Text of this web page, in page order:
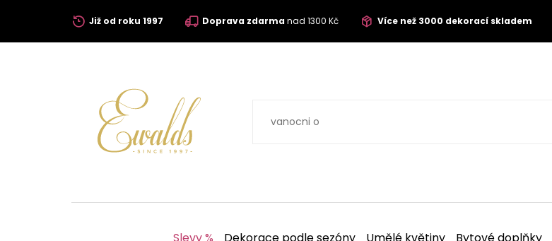
Již od roku 1997 Doprava zdarmanad 1300 Kč Více než 3000 dekorací skladem
Slevy % Dekorace podle sezóny Umělé květiny Bytové doplňky